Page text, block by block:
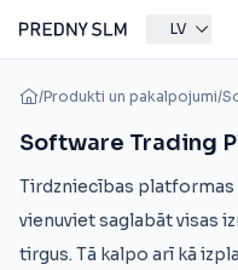
LV
/Produkti un pakalpojumi/
Software Trading
Tirdzniecības platformas
vienuviet saglabāt visas
tirgus. Tā kalpo arī kā